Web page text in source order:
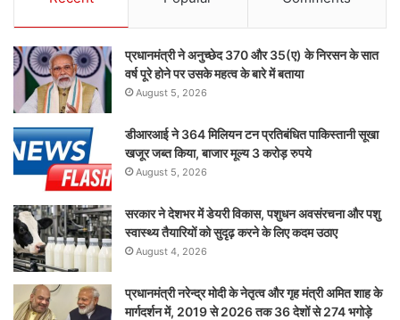
प्रधानमंत्री ने अनुच्छेद 370 और 35(ए) के निरसन के सात
वर्ष पूरे होने पर उसके महत्व के बारे में बताया
August 5, 2026
डीआरआई ने 364 मिलियन टन प्रतिबंधित पाकिस्तानी सूखा
खजूर जब्त किया, बाजार मूल्य 3 करोड़ रुपये
August 5, 2026
सरकार ने देशभर में डेयरी विकास, पशुधन अवसंरचना और पशु
स्वास्थ्य तैयारियों को सुदृढ़ करने के लिए कदम उठाए
August 4, 2026
प्रधानमंत्री नरेन्द्र मोदी के नेतृत्व और गृह मंत्री अमित शाह के
मार्गदर्शन में, 2019 से 2026 तक 36 देशों से 274 भगोड़े